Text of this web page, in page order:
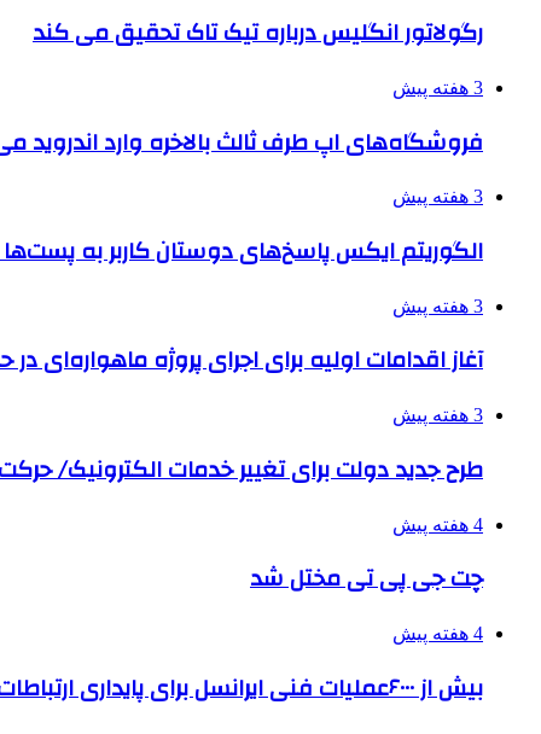
رگولاتور انگلیس درباره تیک تاک تحقیق می کند
3 هفته پیش
فروشگاه‌های اپ طرف ثالث بالاخره وارد
3 هفته پیش
الگوریتم ایکس پاسخ‌های دوستان کاربر به
3 هفته پیش
آغاز اقدامات اولیه برای اجرای پروژه ماهواره‌ای در
3 هفته پیش
طرح جدید دولت برای تغییر خدمات الکترونیک/
4 هفته پیش
چت جی پی تی مختل شد
4 هفته پیش
بیش از ۶۰۰۰عملیات فنی ایرانسل برای پایداری ارتباطات در تشییع رهبر شهید